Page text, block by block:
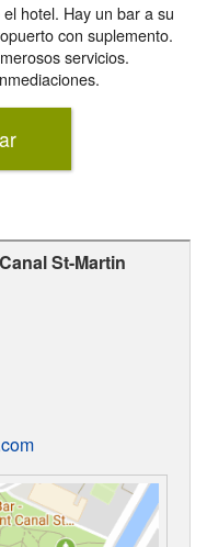
hotel. Hay un bar a su
con suplemento.
servicios.
St-Martin